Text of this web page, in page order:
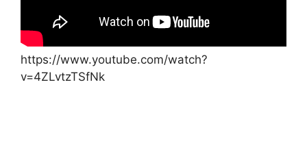
https://www.youtube.com/watch?
v=4ZLvtzTSfNk